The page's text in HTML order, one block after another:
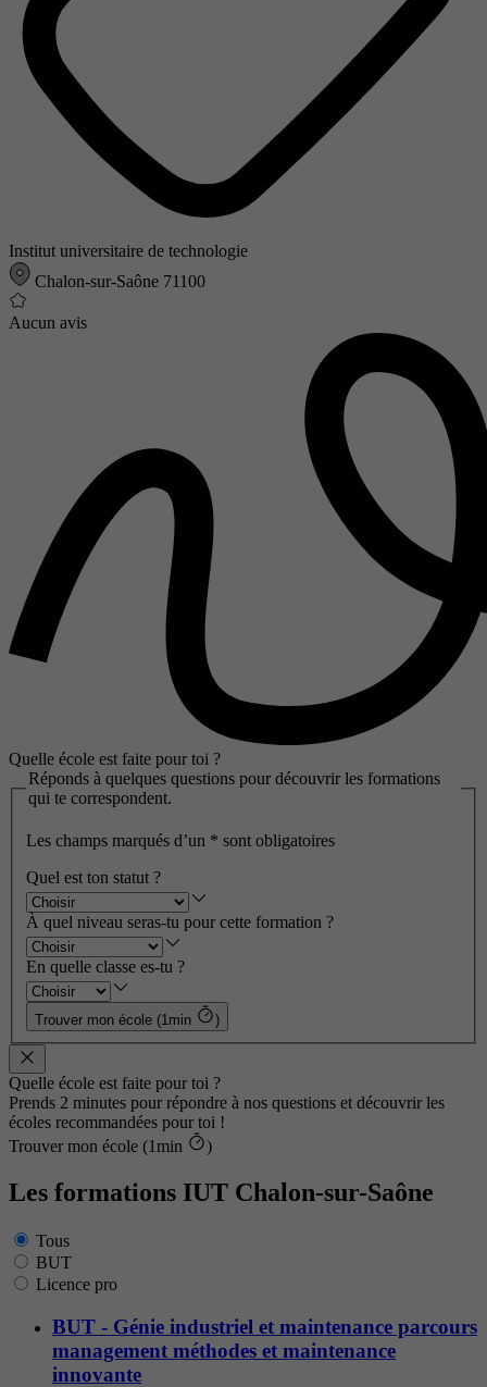
Institut universitaire de technologie
Chalon-sur-Saône 71100
Aucun avis
Quelle école est faite pour toi ?
Réponds à quelques questions pour découvrir les formations
qui te correspondent.
Les champs marqués d’un * sont obligatoires
Quel est ton statut ?
À quel niveau seras-tu pour cette formation ?
En quelle classe es-tu ?
Trouver mon école (1min )
Quelle école est faite pour toi ?
Prends 2 minutes pour répondre à nos questions et découvrir les
écoles recommandées pour toi !
Trouver mon école (1min
)
Les formations IUT Chalon-sur-Saône
Tous
BUT
Licence pro
BUT - Génie industriel et maintenance parcours
management méthodes et maintenance
innovante